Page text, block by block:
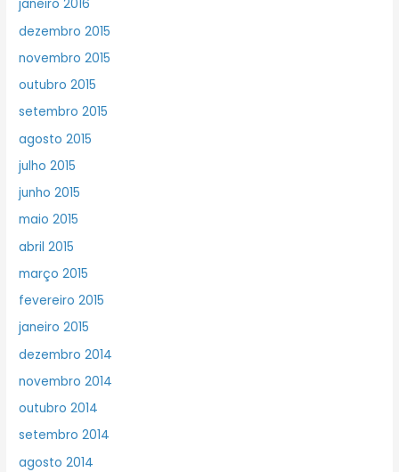
janeiro 2016
dezembro 2015
novembro 2015
outubro 2015
setembro 2015
agosto 2015
julho 2015
junho 2015
maio 2015
abril 2015
março 2015
fevereiro 2015
janeiro 2015
dezembro 2014
novembro 2014
outubro 2014
setembro 2014
agosto 2014